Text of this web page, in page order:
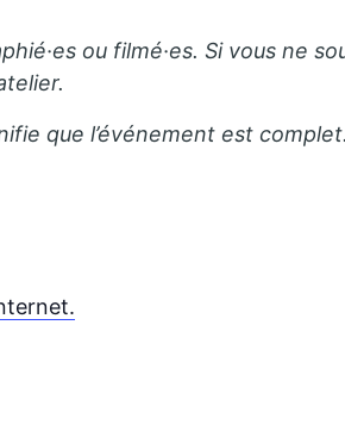
ou filmé·es. Si vous ne
que l’événement est complet.